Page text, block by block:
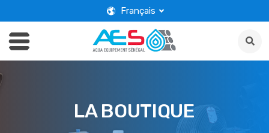
Français
LA BOUTIQUE